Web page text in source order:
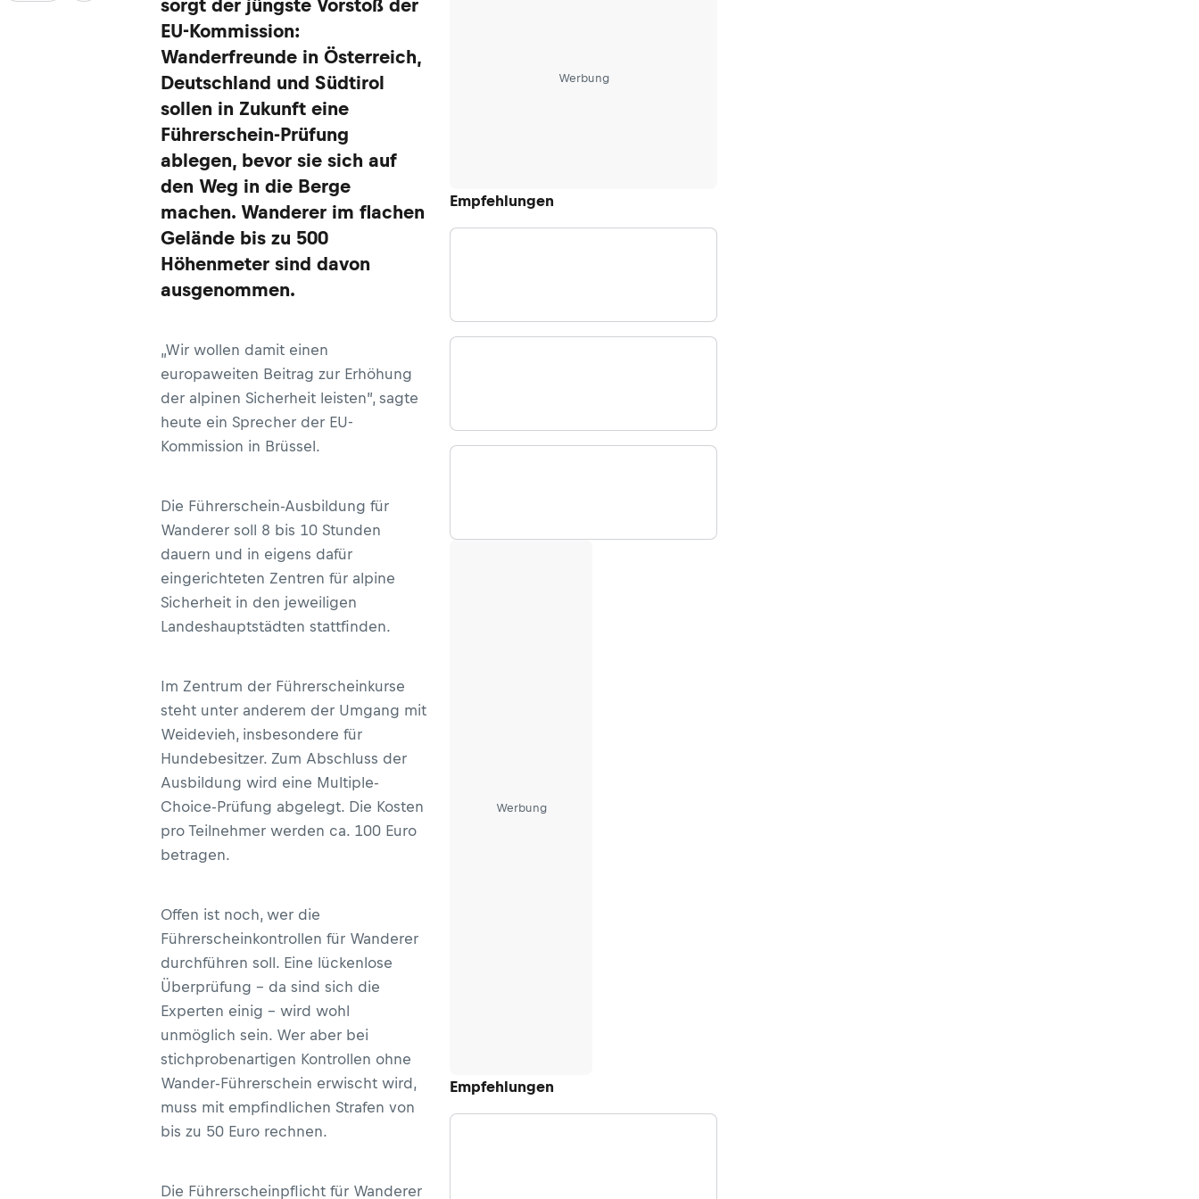
Werbung
Empfehlungen
Werbung
Empfehlungen
sorgt der jüngste Vorstoß der
EU-Kommission:
Wanderfreunde in Österreich,
Deutschland und Südtirol
sollen in Zukunft eine
Führerschein-Prüfung
ablegen, bevor sie sich auf
den Weg in die Berge
machen. Wanderer im flachen
Gelände bis zu 500
Höhenmeter sind davon
ausgenommen.
„Wir wollen damit einen
europaweiten Beitrag zur Erhöhung
der alpinen Sicherheit leisten”, sagte
heute ein Sprecher der EU-
Kommission in Brüssel.
Die Führerschein-Ausbildung für
Wanderer soll 8 bis 10 Stunden
dauern und in eigens dafür
eingerichteten Zentren für alpine
Sicherheit in den jeweiligen
Landeshauptstädten stattfinden.
Im Zentrum der Führerscheinkurse
steht unter anderem der Umgang mit
Weidevieh, insbesondere für
Hundebesitzer. Zum Abschluss der
Ausbildung wird eine Multiple-
Choice-Prüfung abgelegt. Die Kosten
pro Teilnehmer werden ca. 100 Euro
betragen.
Offen ist noch, wer die
Führerscheinkontrollen für Wanderer
durchführen soll. Eine lückenlose
Überprüfung – da sind sich die
Experten einig – wird wohl
unmöglich sein. Wer aber bei
stichprobenartigen Kontrollen ohne
Wander-Führerschein erwischt wird,
muss mit empfindlichen Strafen von
bis zu 50 Euro rechnen.
Die Führerscheinpflicht für Wanderer